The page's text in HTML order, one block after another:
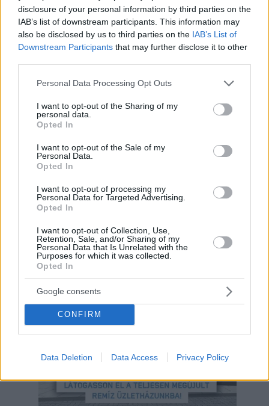
disclosure of your personal information by third parties on the
IAB’s list of downstream participants. This information may
also be disclosed by us to third parties on the IAB’s List of
Downstream Participants that may further disclose it to other
Please note that this website/app uses one or more Google
not limited to your visit or usage behaviour. You may click to
grant or deny consent to Google and its third-party tags to
use your data for below specified purposes in below Google
consent section.
Personal Data Processing Opt Outs
I want to opt-out of the Sharing of my
personal data.
Opted In
I want to opt-out of the Sale of my
Personal Data.
Opted In
I want to opt-out of processing my
Personal Data for Targeted Advertising.
Opted In
I want to opt-out of Collection, Use,
Retention, Sale, and/or Sharing of my
Personal Data that Is Unrelated with the
Purposes for which it was collected.
Opted In
Google consents
CONFIRM
Data Deletion Data Access Privacy Policy
Facebook Twitter
Reddit Telegram
Email
Hirdetés